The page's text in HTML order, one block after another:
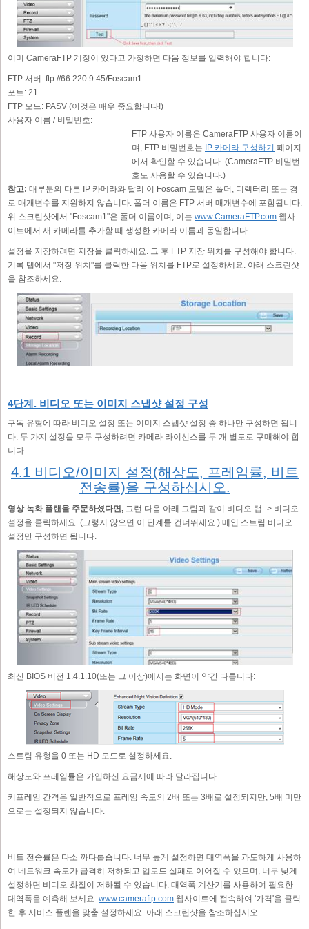
이미 CameraFTP 계정이 있다고 가정하면 다음 정보를 입력해야 합니다:
FTP 서버: ftp://66.220.9.45/Foscam1
포트: 21
FTP 모드: PASV (이것은 매우 중요합니다!)
사용자 이름 / 비밀번호:
FTP 사용자 이름은 CameraFTP 사용자 이름이
며, FTP 비밀번호는
IP 카메라 구성하기 페이지
에서 확인할 수 있습니다. (CameraFTP 비밀번
호도 사용할 수 있습니다.)
참고: 대부분의 다른 IP 카메라와 달리 이 Foscam 모델은 폴더, 디렉터리 또는 경
로 매개변수를 지원하지 않습니다. 폴더 이름은 FTP 서버 매개변수에 포함됩니다.
위 스크린샷에서 "Foscam1"은 폴더 이름이며, 이는 www.CameraFTP.com 웹사
이트에서 새 카메라를 추가할 때 생성한 카메라 이름과 동일합니다.
설정을 저장하려면 저장을 클릭하세요. 그 후 FTP 저장 위치를 구성해야 합니다.
기록 탭에서 "저장 위치"를 클릭한 다음 위치를 FTP로 설정하세요. 아래 스크린샷
을 참조하세요.
4단계. 비디오 또는 이미지 스냅샷 설정 구성
구독 유형에 따라 비디오 설정 또는 이미지 스냅샷 설정 중 하나만 구성하면 됩니
다. 두 가지 설정을 모두 구성하려면 카메라 라이선스를 두 개 별도로 구매해야 합
니다.
4.1 비디오/이미지 설정(해상도, 프레임률, 비트
전송률)을 구성하십시오.
영상 녹화 플랜을 주문하셨다면, 그런 다음 아래 그림과 같이 비디오 탭 -> 비디오
설정을 클릭하세요. (그렇지 않으면 이 단계를 건너뛰세요.) 메인 스트림 비디오
설정만 구성하면 됩니다.
최신 BIOS 버전 1.4.1.10(또는 그 이상)에서는 화면이 약간 다릅니다:
스트림 유형을 0 또는 HD 모드로 설정하세요.
해상도와 프레임률은 가입하신 요금제에 따라 달라집니다.
키프레임 간격은 일반적으로 프레임 속도의 2배 또는 3배로 설정되지만, 5배 미만
으로는 설정되지 않습니다.
비트 전송률은 다소 까다롭습니다. 너무 높게 설정하면 대역폭을 과도하게 사용하
여 네트워크 속도가 급격히 저하되고 업로드 실패로 이어질 수 있으며, 너무 낮게
설정하면 비디오 화질이 저하될 수 있습니다. 대역폭 계산기를 사용하여 필요한
대역폭을 예측해 보세요. www.cameraftp.com 웹사이트에 접속하여 '가격'을 클릭
한 후 서비스 플랜을 맞춤 설정하세요. 아래 스크린샷을 참조하십시오.